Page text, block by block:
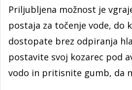
Priljubljena možnost je
postaja za točenje vode, do
dostopate brez odpiranja
postavite svoj kozarec pod
vodo in pritisnite gumb, da